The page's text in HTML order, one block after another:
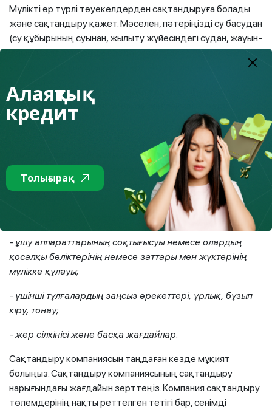
Мүлікті әр түрлі тәуекелдерден сақтандыруға болады
және сақтандыру қажет. Мәселен, пәтеріңізді су басудан
(су құбырының суынан, жылыту жүйесіндегі судан, жауын-
шашын салдарынан шатырдан су өтуден) немесе өрт пен
ұрлыққа байланысты қауіптерден сақтандыруға болады.
Мүліктің жоғалуына, жойылуына немесе бүлінуіне
әкелетін мынадай сақтандыру жағдайлары бар:
- табиғи апаттар (көшкіндер, дауылдар, құйындар, су
тасқыны, нөсер және басқалар);
- су басу;
- көлік құралының соқтығысуы;
- ұшу аппараттарының соқтығысуы немесе олардың
қосалқы бөліктерінің немесе заттары мен жүктерінің
мүлікке құлауы;
- үшінші тұлғалардың заңсыз әрекеттері, ұрлық, бұзып
кіру, тонау;
- жер сілкінісі және басқа жағдайлар.
Сақтандыру компаниясын таңдаған кезде мұқият
болыңыз. Сақтандыру компаниясының сақтандыру
нарығындағы жағдайын зерттеңіз. Компания сақтандыру
төлемдерінің нақты реттелген тетігі бар, сенімді
Алаяқтық
кредит
Толығырақ